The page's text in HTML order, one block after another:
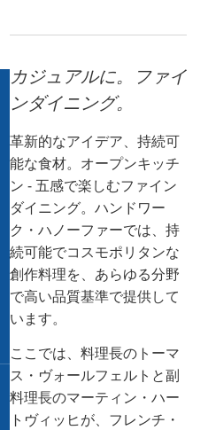
TR
FI
ZH
KO
BG
カジュアルに。ファイ
ンダイニング。
革新的なアイデア、持続可
能な食材。オープンキッチ
ン - 五感で楽しむファイン
ダイニング。ハンドワー
ク・ハノーファーでは、持
続可能でコスモポリタンな
創作料理を、あらゆる分野
で高い品質基準で提供して
います。
ここでは、料理長のトーマ
ス・ヴォールフェルトと副
料理長のマーティン・ハー
トヴィッヒが、フレンチ・